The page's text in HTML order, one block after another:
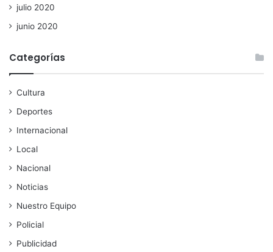
julio 2020
junio 2020
Categorías
Cultura
Deportes
Internacional
Local
Nacional
Noticias
Nuestro Equipo
Policial
Publicidad